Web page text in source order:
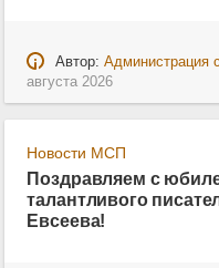
Автор: Администрация
августа 2026
Новости МСП
Поздравляем с
талантливого
Евсеева!